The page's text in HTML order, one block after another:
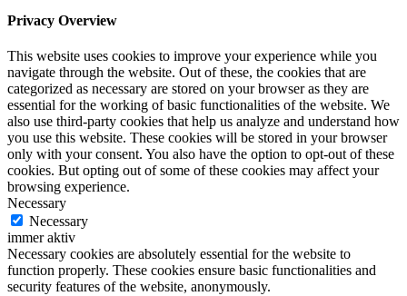
Privacy Overview
This website uses cookies to improve your experience while you
navigate through the website. Out of these, the cookies that are
categorized as necessary are stored on your browser as they are
essential for the working of basic functionalities of the website. We
also use third-party cookies that help us analyze and understand how
you use this website. These cookies will be stored in your browser
only with your consent. You also have the option to opt-out of these
cookies. But opting out of some of these cookies may affect your
browsing experience.
Necessary
Necessary
immer aktiv
Necessary cookies are absolutely essential for the website to
function properly. These cookies ensure basic functionalities and
security features of the website, anonymously.